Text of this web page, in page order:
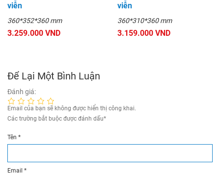
viễn
360*352*360 mm
3.259.000 VND
viễn
360*310*360 mm
3.159.000 VND
Để Lại Một Bình Luận
Đánh giá:
Email của bạn sẽ không được hiển thị công khai.
Các trường bắt buộc được đánh dấu*
Tên *
Email *